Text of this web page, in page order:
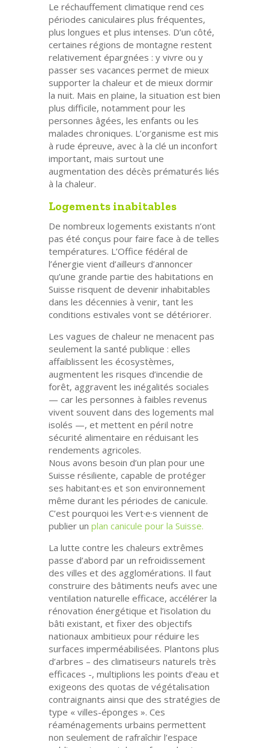
Le réchauffement climatique rend ces
périodes caniculaires plus fréquentes,
plus longues et plus intenses. D’un côté,
certaines régions de montagne restent
relativement épargnées : y vivre ou y
passer ses vacances permet de mieux
supporter la chaleur et de mieux dormir
la nuit. Mais en plaine, la situation est bien
plus difficile, notamment pour les
personnes âgées, les enfants ou les
malades chroniques. L’organisme est mis
à rude épreuve, avec à la clé un inconfort
important, mais surtout une
augmentation des décès prématurés liés
à la chaleur.
Logements inabitables
De nombreux logements existants n’ont
pas été conçus pour faire face à de telles
températures. L’Office fédéral de
l’énergie vient d’ailleurs d’annoncer
qu’une grande partie des habitations en
Suisse risquent de devenir inhabitables
dans les décennies à venir, tant les
conditions estivales vont se détériorer.
Les vagues de chaleur ne menacent pas
seulement la santé publique : elles
affaiblissent les écosystèmes,
augmentent les risques d’incendie de
forêt, aggravent les inégalités sociales
— car les personnes à faibles revenus
vivent souvent dans des logements mal
isolés —, et mettent en péril notre
sécurité alimentaire en réduisant les
rendements agricoles.
Nous avons besoin d’un plan pour une
Suisse résiliente, capable de protéger
ses habitant·es et son environnement
même durant les périodes de canicule.
C’est pourquoi les Vert·e·s viennent de
publier un plan canicule pour la Suisse.
La lutte contre les chaleurs extrêmes
passe d’abord par un refroidissement
des villes et des agglomérations. Il faut
construire des bâtiments neufs avec une
ventilation naturelle efficace, accélérer la
rénovation énergétique et l’isolation du
bâti existant, et fixer des objectifs
nationaux ambitieux pour réduire les
surfaces imperméabilisées. Plantons plus
d’arbres – des climatiseurs naturels très
efficaces -, multiplions les points d’eau et
exigeons des quotas de végétalisation
contraignants ainsi que des stratégies de
type « villes-éponges ». Ces
réaménagements urbains permettent
non seulement de rafraîchir l’espace